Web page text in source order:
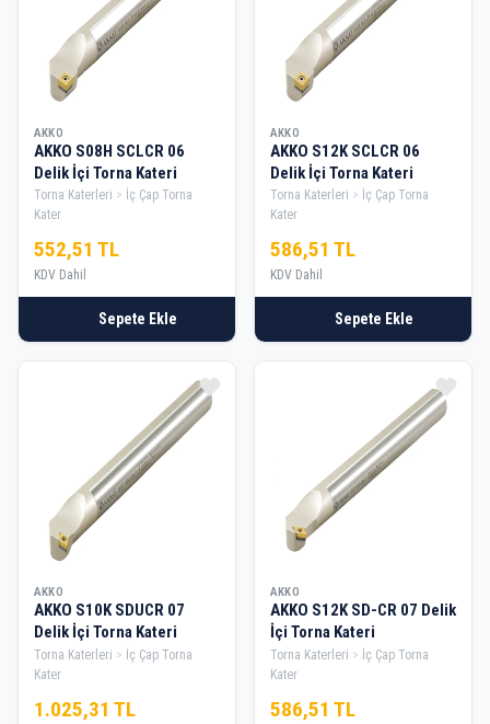
AKKO
AKKO S08H SCLCR 06
Delik İçi Torna Kateri
Torna Katerleri
İç Çap Torna
Kater
552,51 TL
KDV Dahil
Sepete Ekle
AKKO
AKKO S12K SCLCR 06
Delik İçi Torna Kateri
Torna Katerleri
İç Çap Torna
Kater
586,51 TL
KDV Dahil
Sepete Ekle
AKKO
AKKO S10K SDUCR 07
Delik İçi Torna Kateri
Torna Katerleri
İç Çap Torna
Kater
1.025,31 TL
AKKO
AKKO S12K SD-CR 07 Delik
İçi Torna Kateri
Torna Katerleri
İç Çap Torna
Kater
586,51 TL